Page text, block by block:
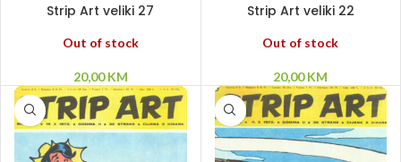
Strip Art veliki 27
Out of stock
20,00KM
Strip Art veliki 22
Out of stock
20,00KM